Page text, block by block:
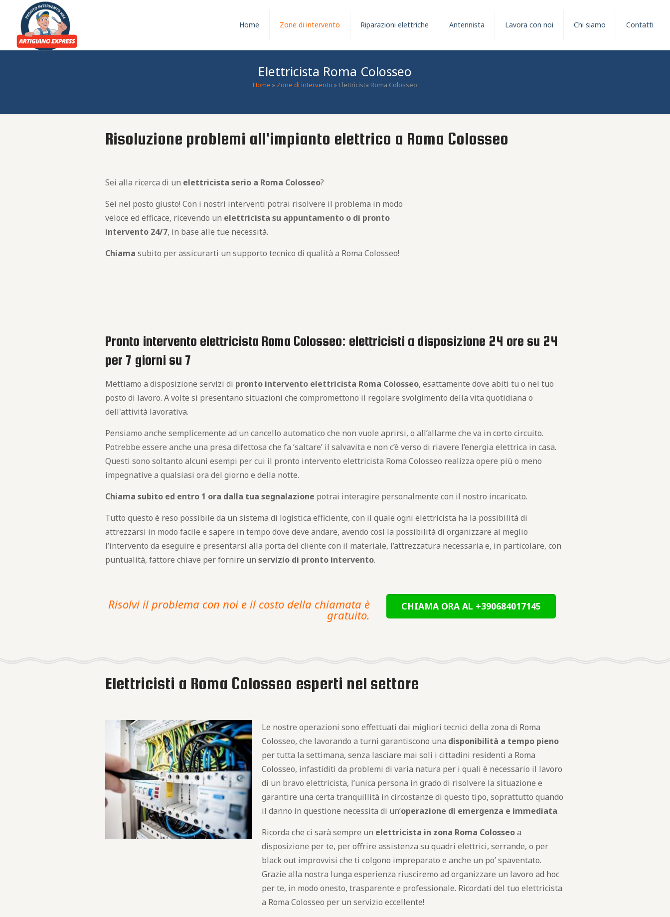
Home Zone di intervento Riparazioni elettriche Antennista Lavora con noi Chi siamo Contatti
Elettricista Roma Colosseo
Home » Zone di intervento » Elettricista Roma Colosseo
Risoluzione problemi all'impianto elettrico a Roma Colosseo
Sei alla ricerca di un elettricista serio a Roma Colosseo?
Sei nel posto giusto! Con i nostri interventi potrai risolvere il problema in modo
veloce ed efficace, ricevendo un elettricista su appuntamento o di pronto
intervento 24/7, in base alle tue necessità.
Chiama subito per assicurarti un supporto tecnico di qualità a Roma Colosseo!
Pronto intervento elettricista Roma Colosseo: elettricisti a disposizione 24 ore su 24
per 7 giorni su 7
Mettiamo a disposizione servizi di pronto intervento elettricista Roma Colosseo, esattamente dove abiti tu o nel tuo
posto di lavoro. A volte si presentano situazioni che compromettono il regolare svolgimento della vita quotidiana o
dell'attività lavorativa.
Pensiamo anche semplicemente ad un cancello automatico che non vuole aprirsi, o all’allarme che va in corto circuito.
Potrebbe essere anche una presa difettosa che fa ‘saltare’ il salvavita e non c’è verso di riavere l’energia elettrica in casa.
Questi sono soltanto alcuni esempi per cui il pronto intervento elettricista Roma Colosseo realizza opere più o meno
impegnative a qualsiasi ora del giorno e della notte.
Chiama subito ed entro 1 ora dalla tua segnalazione potrai interagire personalmente con il nostro incaricato.
Tutto questo è reso possibile da un sistema di logistica efficiente, con il quale ogni elettricista ha la possibilità di
attrezzarsi in modo facile e sapere in tempo dove deve andare, avendo così la possibilità di organizzare al meglio
l’intervento da eseguire e presentarsi alla porta del cliente con il materiale, l’attrezzatura necessaria e, in particolare, con
puntualità, fattore chiave per fornire unservizio di pronto intervento.
Risolvi il problema con noi e il costo della chiamata è
gratuito.
CHIAMA ORA AL +390684017145
Elettricisti a Roma Colosseo esperti nel settore
Le nostre operazioni sono effettuati dai migliori tecnici della zona di Roma
Colosseo, che lavorando a turni garantiscono una disponibilità a tempo pieno
per tutta la settimana, senza lasciare mai soli i cittadini residenti a Roma
Colosseo, infastiditi da problemi di varia natura per i quali è necessario il lavoro
di un bravo elettricista, l’unica persona in grado di risolvere la situazione e
garantire una certa tranquillità in circostanze di questo tipo, soprattutto quando
il danno in questione necessita di un’operazione di emergenza e immediata.
Ricorda che ci sarà sempre un elettricista in zona Roma Colosseoa
disposizione per te, per offrire assistenza su quadri elettrici, serrande, o per
black out improvvisi che ti colgono impreparato e anche un po’ spaventato.
Grazie alla nostra lunga esperienza riusciremo ad organizzare un lavoro ad hoc
per te, in modo onesto, trasparente e professionale. Ricordati del tuo elettricista
a Roma Colosseo per un servizio eccellente!